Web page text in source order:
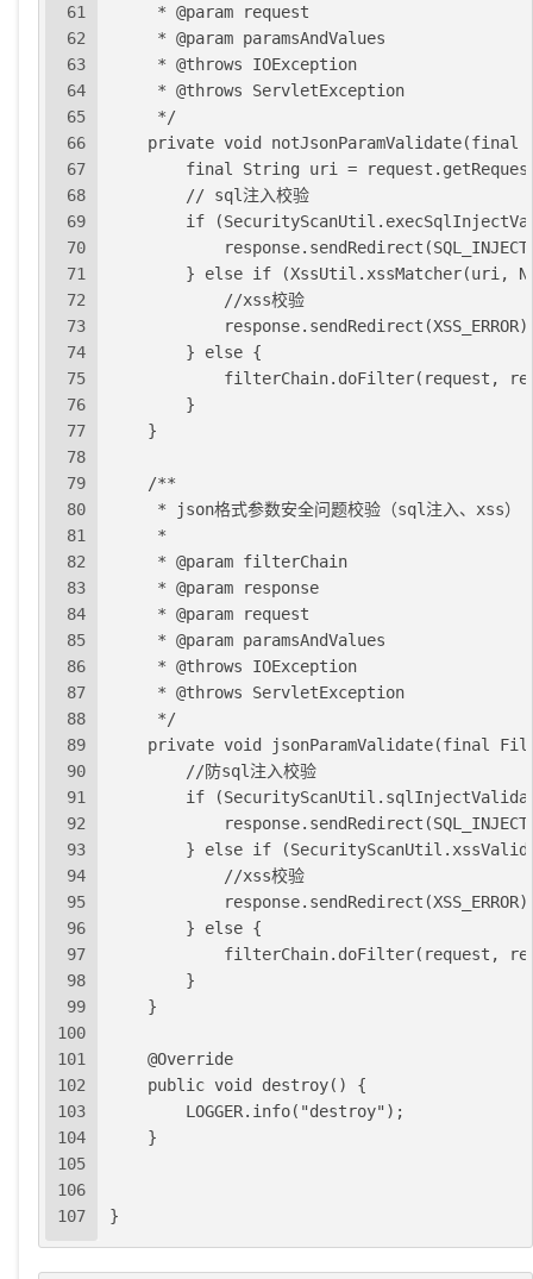
61
62
63
64
65
66
67
68
69
70
71
72
73
74
75
76
77
78
79
80
81
82
83
84
85
86
87
88
89
90
91
92
93
94
95
96
97
98
99
100
101
102
103
104
105
106
107
     * @param request
     * @param paramsAndValues
     * @throws IOException
     * @throws ServletException
     */
private void notJsonParamValidate(final
final String uri =
        // sql注入校验
if
} else if (XssUtil.xssMatcher(uri,
            //xss校验
        } else {
filterChain.doFilter(request,
        }
    }
    /**
     * json格式参数安全问题校验（sql注入、xss）
     *
     * @param filterChain
     * @param response
     * @param request
     * @param paramsAndValues
     * @throws IOException
     * @throws ServletException
     */
private void jsonParamValidate(final
        //防sql注入校验
if
} else if
            //xss校验
        } else {
filterChain.doFilter(request,
        }
    }
    @Override
    public void destroy() {
        LOGGER.info("destroy");
    }
}